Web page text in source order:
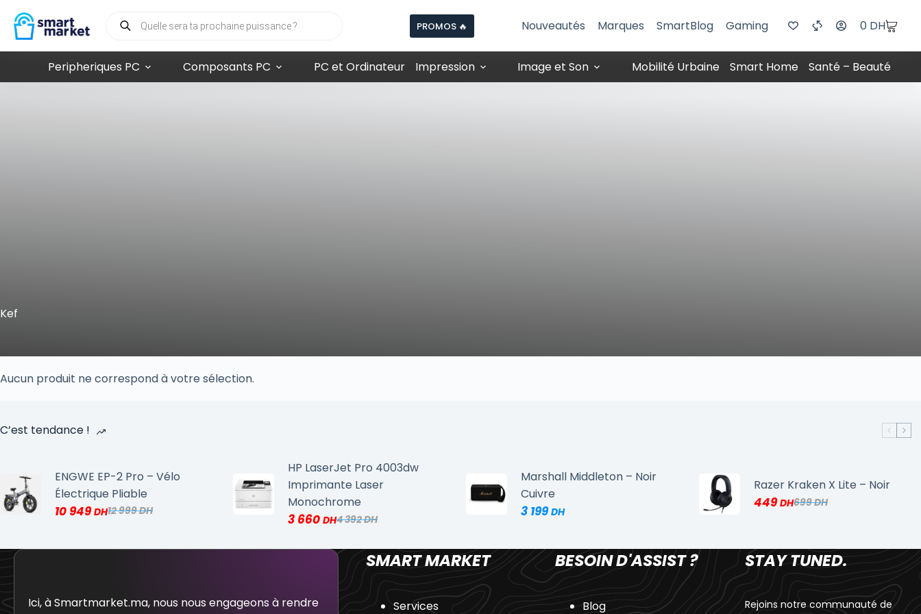
PROMOS 🔥 Nouveautés Marques SmartBlog Gaming 0 DH
Peripheriques PC Composants PC PC et Ordinateur Impression Image et Son Mobilité Urbaine Smart Home Santé – Beauté
Kef
Aucun produit ne correspond à votre sélection.
C’est tendance !
ENGWE EP-2 Pro – Vélo
Électrique Pliable
12 999
10 949
HP LaserJet Pro 4003dw
Imprimante Laser
Monochrome
4 392
3 660
Marshall Middleton – Noir
Cuivre
3 199
Razer Kraken X Lite – Noir
699
449
Ici, à Smartmarket.ma, nous nous engageons à rendre
SMART MARKET
Services
BESOIN D'ASSIST ?
Blog
STAY TUNED.
Rejoins notre communauté de